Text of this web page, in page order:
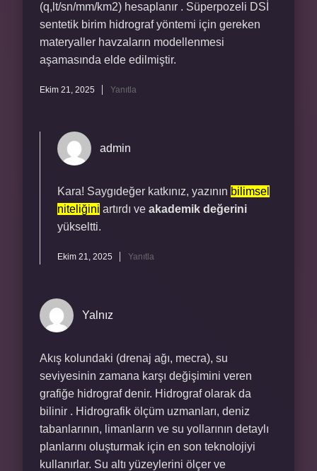
(q,lt/sn/mm/km2) hesaplanır . Süperpozeli DSİ
sentetik birim hidrograf yöntemi için gereken
materyaller havzaların modellenmesi
aşamasında elde edilmiştir.
Ekim 21, 2025 Yanıtla
admin
Kara! Saygıdeğer katkınız, yazının bilimsel
niteliğini artırdı ve akademik değerini
yükseltti.
Ekim 21, 2025 Yanıtla
Yalnız
Akış kolundaki (drenaj ağı, mecra), su
seviyesinin zamana karşı değişimini veren
grafiğe hidrograf denir. Hidrograf olarak da
bilinir . Hidrografik ölçüm uzmanları, deniz
tabanlarının, limanların ve su yollarının detaylı
planlarını oluşturmak için en son teknolojiyi
kullanırlar. Su altı yüzeylerini ölçer ve